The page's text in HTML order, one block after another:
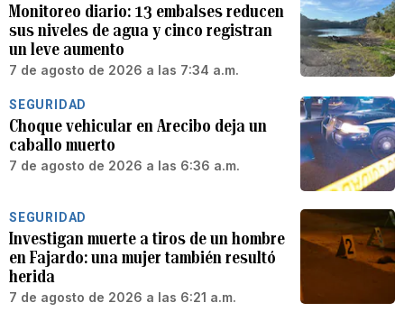
Monitoreo diario: 13 embalses reducen
sus niveles de agua y cinco registran
un leve aumento
7 de agosto de 2026 a las 7:34 a.m.
SEGURIDAD
Choque vehicular en Arecibo deja un
caballo muerto
7 de agosto de 2026 a las 6:36 a.m.
SEGURIDAD
Investigan muerte a tiros de un hombre
en Fajardo: una mujer también resultó
herida
7 de agosto de 2026 a las 6:21 a.m.